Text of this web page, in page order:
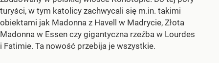
turyści, w tym katolicy zachwycali się m.in. takimi
obiektami jak Madonna z Havell w Madrycie, Złota
Madonna w Essen czy gigantyczna rzeźba w Lourdes
i Fatimie. Ta nowość przebija je wszystkie.